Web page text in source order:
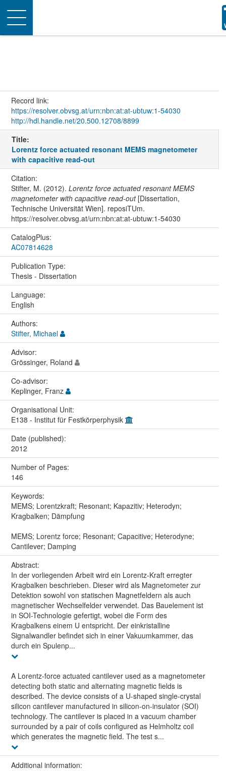
Toggle
navigation
Record link:
https://resolver.obvsg.at/urn:nbn:at:at-ubtuw:1-54030
http://hdl.handle.net/20.500.12708/8899
Title:
Lorentz force actuated resonant MEMS magnetometer
with capacitive read-out
Citation:
Stifter, M. (2012). Lorentz force actuated resonant MEMS
magnetometer with capacitive read-out[Dissertation,
Technische Universität Wien]. reposiTUm.
https://resolver.obvsg.at/urn:nbn:at:at-ubtuw:1-54030
CatalogPlus:
AC07814628
Publication Type:
Thesis - Dissertation
Language:
English
Authors:
Stifter, Michael
Advisor:
Grössinger, Roland
Co-advisor:
Keplinger, Franz
Organisational Unit:
E138 - Institut für Festkörperphysik
Date (published):
2012
Number of Pages:
146
Keywords:
MEMS; Lorentzkraft; Resonant; Kapazitiv; Heterodyn;
Kragbalken; Dämpfung
MEMS; Lorentz force; Resonant; Capacitive; Heterodyne;
Cantilever; Damping
Abstract:
In der vorliegenden Arbeit wird ein Lorentz-Kraft erregter
Kragbalken beschrieben. Dieser wird als Magnetometer zur
Detektion sowohl von statischen Magnetfeldern als auch
magnetischer Wechselfelder verwendet. Das Bauelement ist
in SOI-Technologie gefertigt, wobei die Form des
Kragbalkens einem U entspricht. Der einkristalline
Signalwandler befindet sich in einer Vakuumkammer, das
durch ein Spulenp...
A Lorentz-force actuated cantilever used as a magnetometer
detecting both static and alternating magnetic fields is
described. The device consists of a U-shaped single-crystal
silicon cantilever manufactured in silicon-on-insulator (SOI)
technology. The cantilever is placed in a vacuum chamber
surrounded by a pair of coils configured as Helmholtz coil
which generates the magnetic field. The test s...
Additional information: